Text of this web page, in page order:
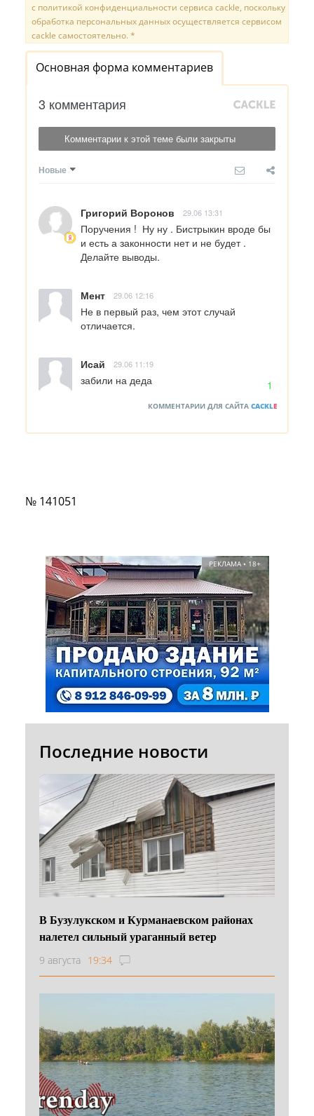
с политикой конфиденциальности сервиса cackle, поскольку
обработка персональных данных осуществляется сервисом
cackle самостоятельно. *
Основная форма комментариев
3 комментария
Комментарии к этой теме были закрыты
Новые
Григорий Воронов 29.06 13:31
Поручения !  Ну ну . Бистрыкин вроде бы
и есть а законности нет и не будет .
Делайте выводы.
Мент 29.06 12:16
Не в первый раз, чем этот случай
отличается.
Исай 29.06 11:19
забили на деда 1
КОММЕНТАРИИ ДЛЯ САЙТА CACKLE
№ 141051
РЕКЛАМА • 18+
Последние новости
В Бузулукском и Курманаевском районах
налетел сильный ураганный ветер
9 августа 19:34